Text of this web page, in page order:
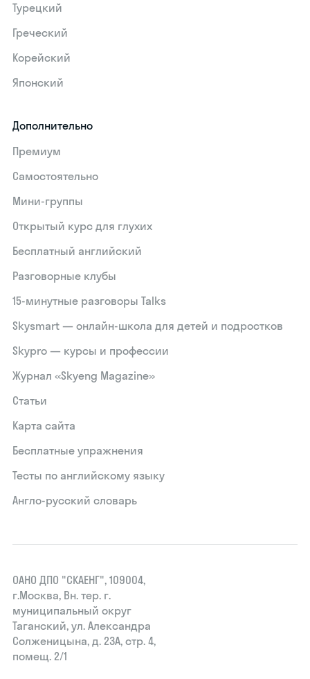
Турецкий
Греческий
Корейский
Японский
Дополнительно
Премиум
Самостоятельно
Мини-группы
Открытый курс для глухих
Бесплатный английский
Разговорные клубы
15‑минутные разговоры Talks
Skysmart — онлайн-школа для детей и подростков
Skypro — курсы и профессии
Журнал «Skyeng Magazine»
Статьи
Карта сайта
Бесплатные упражнения
Тесты по английскому языку
Англо-русский словарь
ОАНО ДПО "СКАЕНГ", 109004,
г.Москва, Вн. тер. г.
муниципальный округ
Таганский, ул. Александра
Солженицына, д. 23А, стр. 4,
помещ. 2/1